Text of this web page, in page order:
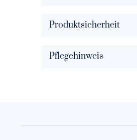
Produktsicherheit
Pflegehinweis